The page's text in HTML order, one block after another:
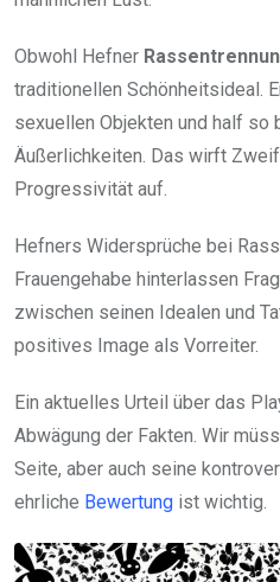
Obwohl Hefner
traditionellen Schönheitsideal.
sexuellen Objekten und half so
Äußerlichkeiten. Das wirft
Progressivität auf.
Hefners Widersprüche bei
Frauengehabe hinterlassen
zwischen seinen Idealen und
positives Image als Vorreiter.
Ein aktuelles Urteil über das
Abwägung der Fakten. Wir
Seite, aber auch seine
ehrliche Bewertung ist wichtig.